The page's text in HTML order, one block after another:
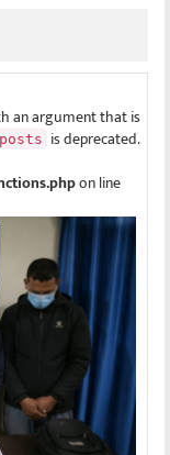
an argument that is
is deprecated.
on line